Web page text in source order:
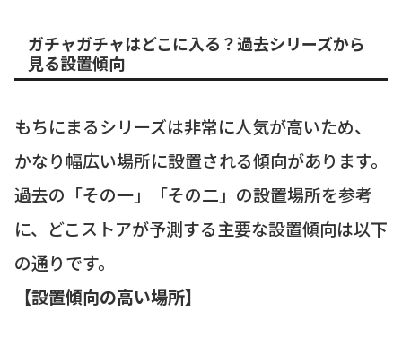
ガチャガチャはどこに入る？過去シリーズから
見る設置傾向
もちにまるシリーズは非常に人気が高いため、
かなり幅広い場所に設置される傾向があります。
過去の「その一」「その二」の設置場所を参考
に、どこストアが予測する主要な設置傾向は以下
の通りです。
【設置傾向の高い場所】